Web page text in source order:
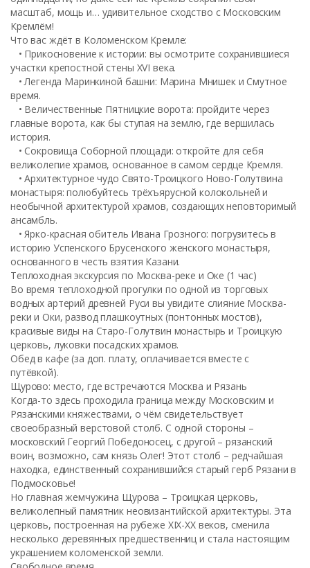
масштаб, мощь и… удивительное сходство с Московским
Кремлём!
Что вас ждёт в Коломенском Кремле:
• Прикосновение к истории: вы осмотрите сохранившиеся
участки крепостной стены XVI века.
• Легенда Маринкиной башни: Марина Мнишек и Смутное
время.
• Величественные Пятницкие ворота: пройдите через
главные ворота, как бы ступая на землю, где вершилась
история.
• Сокровища Соборной площади: откройте для себя
великолепие храмов, основанное в самом сердце Кремля.
• Архитектурное чудо Свято-Троицкого Ново-Голутвина
монастыря: полюбуйтесь трёхъярусной колокольней и
необычной архитектурой храмов, создающих неповторимый
ансамбль.
• Ярко-красная обитель Ивана Грозного: погрузитесь в
историю Успенского Брусенского женского монастыря,
основанного в честь взятия Казани.
Теплоходная экскурсия по Москва-реке и Оке (1 час)
Во время теплоходной прогулки по одной из торговых
водных артерий древней Руси вы увидите слияние Москва-
реки и Оки, развод плашкоутных (понтонных мостов),
красивые виды на Старо-Голутвин монастырь и Троицкую
церковь, луковки посадских храмов.
Обед в кафе (за доп. плату, оплачивается вместе с
путёвкой).
Щурово: место, где встречаются Москва и Рязань
Когда-то здесь проходила граница между Московским и
Рязанскими княжествами, о чём свидетельствует
своеобразный верстовой столб. С одной стороны –
московский Георгий Победоносец, с другой – рязанский
воин, возможно, сам князь Олег! Этот столб – редчайшая
находка, единственный сохранившийся старый герб Рязани в
Подмосковье!
Но главная жемчужина Щурова – Троицкая церковь,
великолепный памятник неовизантийской архитектуры. Эта
церковь, построенная на рубеже XIX-XX веков, сменила
несколько деревянных предшественниц и стала настоящим
украшением коломенской земли.